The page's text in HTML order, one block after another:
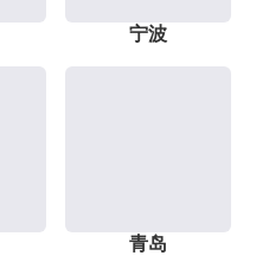
宁波
青岛